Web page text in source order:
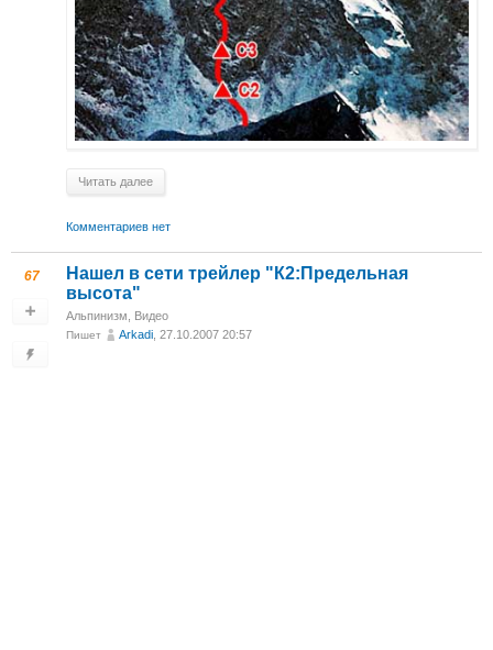
Читать далее
Комментариев нет
67
Нашел в сети трейлер "К2:Предельная
высота"
Альпинизм Видео
Пишет Arkadi , 27.10.2007 20:57